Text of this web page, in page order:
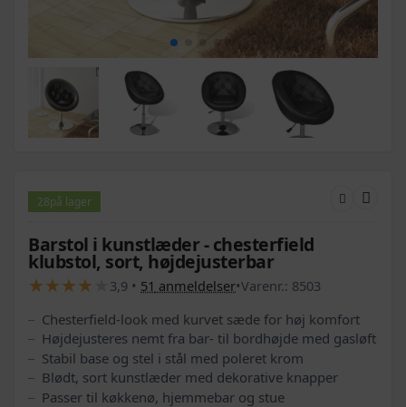
28på lager
Barstol i kunstlæder - chesterfield
klubstol, sort, højdejusterbar
★
★★
★★
★★
★ 3,9 • 51 anmeldelser•Varenr.: 8503
Chesterfield-look med kurvet sæde for høj komfort
Højdejusteres nemt fra bar- til bordhøjde med gasløft
Stabil base og stel i stål med poleret krom
Blødt, sort kunstlæder med dekorative knapper
Passer til køkkenø, hjemmebar og stue